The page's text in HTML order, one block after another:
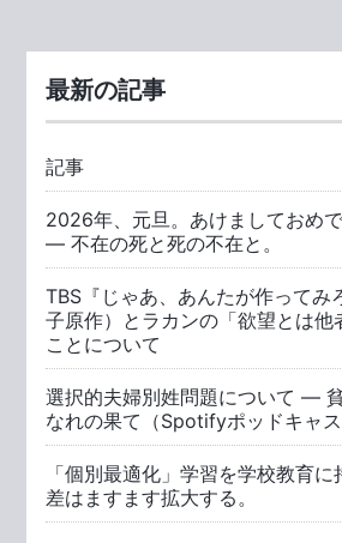
最新の記事
記事
2026年、元旦。あけましておめ
― 不在の死と死の不在と。
TBS『じゃあ、あんたが作ってみ
子原作）とラカンの「欲望とは他
ことについて
選択的夫婦別姓問題について ―
なれの果て（Spotifyポッドキャス
「個別最適化」学習を学校教育
差はますます拡大する。